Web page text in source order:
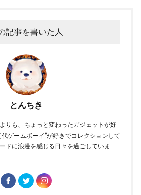
記事を書いた人
とんちき
りも、ちょっと変わったガジェットが好
ゲームボーイ”が好きでコレクションして
ドに浪漫を感じる日々を過ごしていま